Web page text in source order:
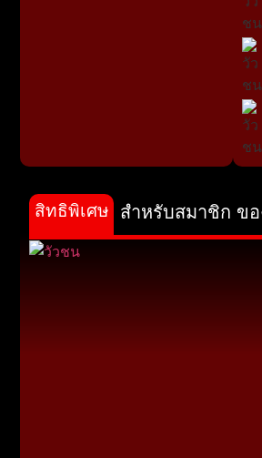
สำหรับสมาชิก ขอ
สิทธิพิเศษ